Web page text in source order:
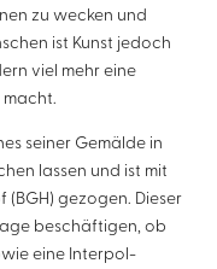
zu wecken und
ist Kunst jedoch
viel mehr eine
macht.
seiner Gemälde in
lassen und ist mit
(BGH) gezogen. Dieser
beschäftigen, ob
eine Interpol-